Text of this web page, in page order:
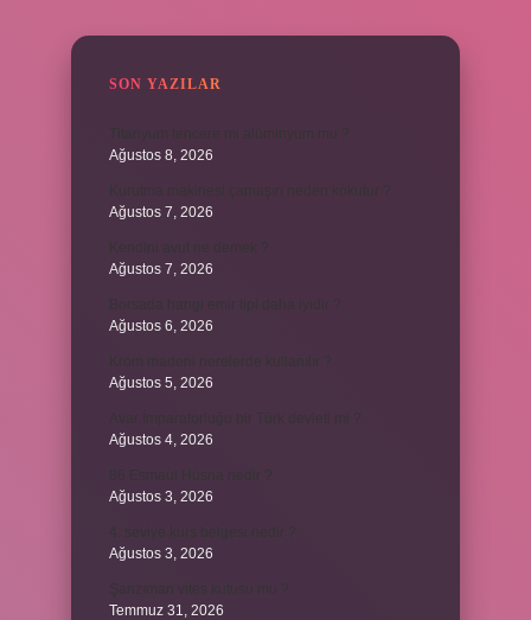
SON YAZILAR
Ağustos 8, 2026
Ağustos 7, 2026
Ağustos 7, 2026
Ağustos 6, 2026
Ağustos 5, 2026
Ağustos 4, 2026
Ağustos 3, 2026
Ağustos 3, 2026
Temmuz 31, 2026